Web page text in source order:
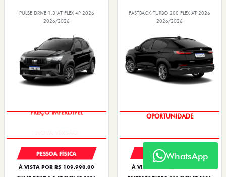
PULSE DRIVE 1.3 AT FLEX 4P 2026
2026/2026
PREÇO IMPERDÍVEL
PESSOA FÍSICA
À VISTA POR R$ 109.990,00
FASTBACK TURBO 200 FLEX AT 2026
2026/2026
OPORTUNIDADE
PESSOA FÍSICA
À VISTA POR R$ 119.990,00
WhatsApp